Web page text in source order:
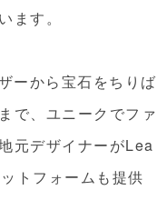
ます。
ーから宝石をちりば
で、ユニークでファ
元デザイナーがLea
トフォームも提供